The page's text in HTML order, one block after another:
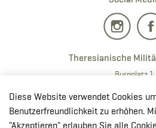
Theresianische
Burgplatz 1
T:+43 50201 20
E:redaktion.milak
Diese Website verwendet Cookies
Benutzerfreundlichkeit zu erhöhen.
"Akzeptieren" erlauben Sie alle